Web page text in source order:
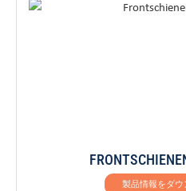
製品情報をダウ